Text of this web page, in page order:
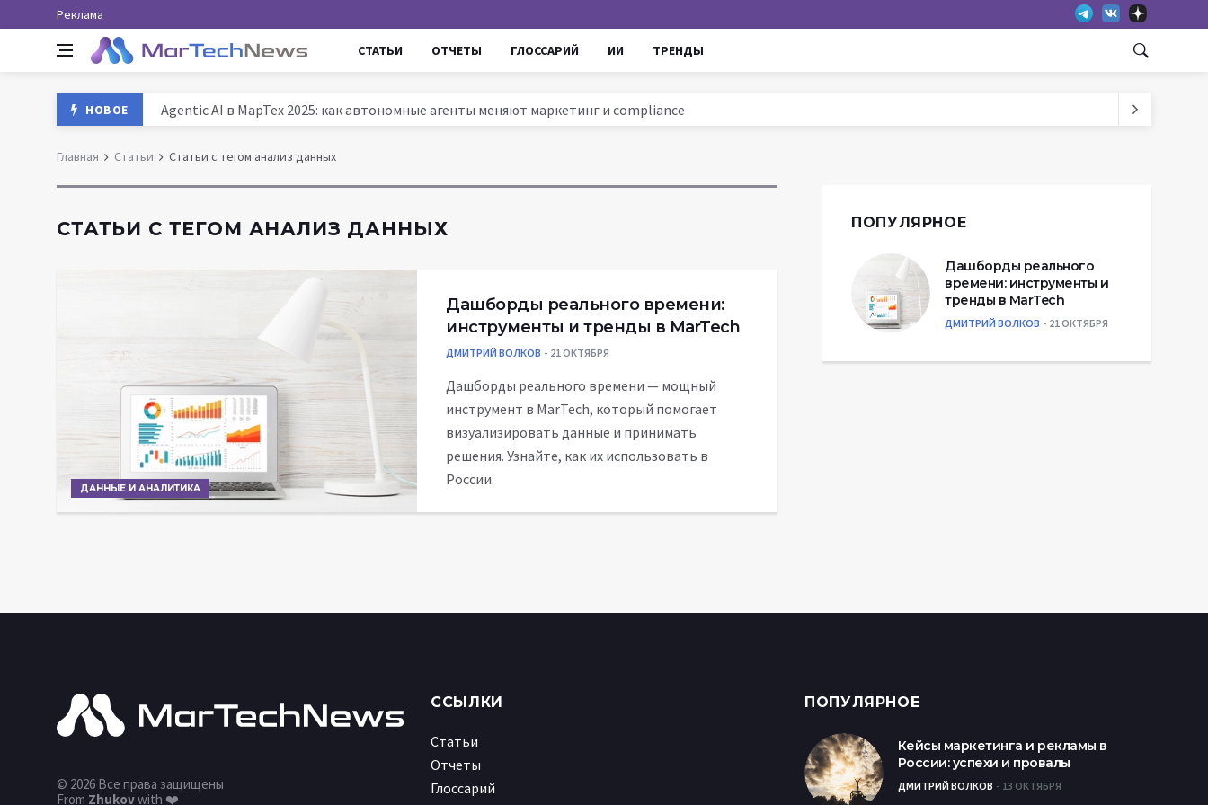
Реклама
СТАТЬИ ОТЧЕТЫ ГЛОССАРИЙ ИИ ТРЕНДЫ
НОВОЕ
Agentic AI в МарТех 2025: как автономные агенты меняют маркетинг и compliance
Главная Статьи Статьи с тегом анализ данных
СТАТЬИ С ТЕГОМ АНАЛИЗ ДАННЫХ
ДАННЫЕ И АНАЛИТИКА
Дашборды реального времени:
инструменты и тренды в MarTech
ДМИТРИЙ ВОЛКОВ 21 ОКТЯБРЯ
Дашборды реального времени — мощный
инструмент в MarTech, который помогает
визуализировать данные и принимать
решения. Узнайте, как их использовать в
России.
ПОПУЛЯРНОЕ
Дашборды реального
времени: инструменты и
тренды в MarTech
ДМИТРИЙ ВОЛКОВ 21 ОКТЯБРЯ
© 2026 Все права защищены
From Zhukovwith ❤️
ССЫЛКИ
Статьи
Отчеты
Глоссарий
ПОПУЛЯРНОЕ
Кейсы маркетинга и рекламы в
России: успехи и провалы
ДМИТРИЙ ВОЛКОВ 13 ОКТЯБРЯ